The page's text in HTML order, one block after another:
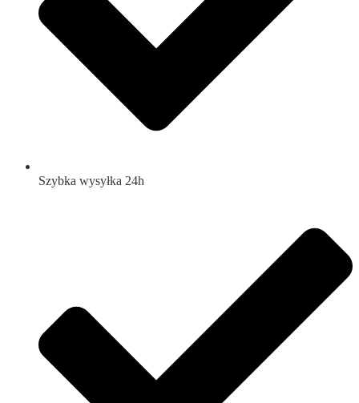
Szybka wysyłka 24h